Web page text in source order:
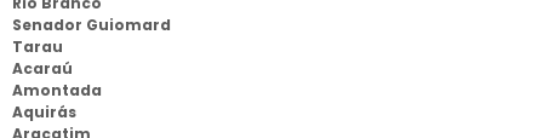
Senador Guiomard
Tarau
Acaraú
Amontada
Aquirás
Aracatim